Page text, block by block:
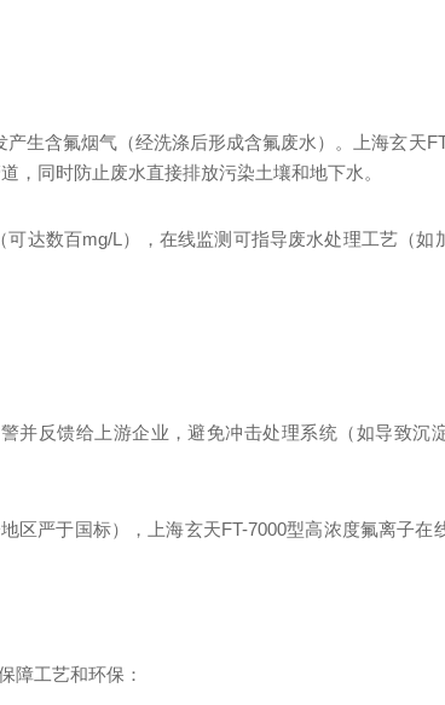
生含氟烟气（经洗涤后形成含氟废水）。上海玄天
，同时防止废水直接排放污染土壤和地下水。
达数百mg/L），在线监测可指导废水处理工艺（如
并反馈给上游企业，避免冲击处理系统（如导致沉
严于国标），上海玄天FT-7000型高浓度氟离子在
障工艺和环保：